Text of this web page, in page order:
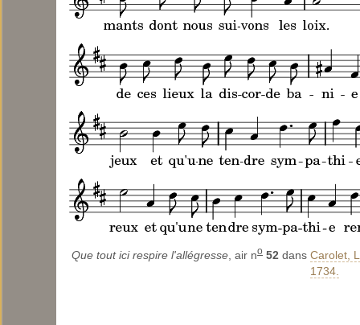
Que tout ici respire l'allégresse , air no 52 dansCarolet,
1734.